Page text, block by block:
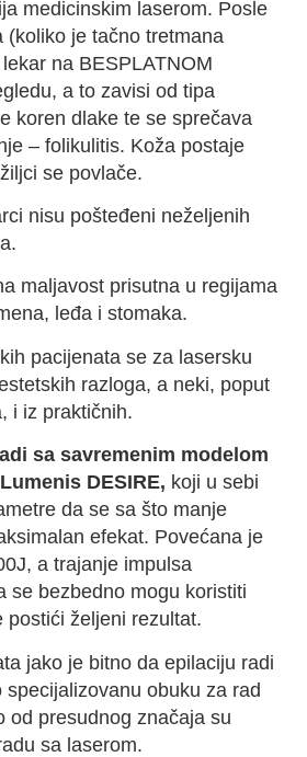
medicinskim laserom. Posle
(koliko je tačno tretmana
na BESPLATNOM
a to zavisi od tipa
koren dlake te se sprečava
– folikulitis. Koža postaje
se povlače.
nisu pošteđeni neželjenih
maljavost prisutna u regijama
leđa i stomaka.
pacijenata se za lasersku
razloga, a neki, poput
i iz praktičnih.
sa savremenim modelom
DESIRE, koji u sebi
da se sa što manje
efekat. Povećana je
a trajanje impulsa
se bezbedno mogu koristiti
postići željeni rezultat.
jako je bitno da epilaciju radi
specijalizovanu obuku za rad
od presudnog značaja su
sa laserom.